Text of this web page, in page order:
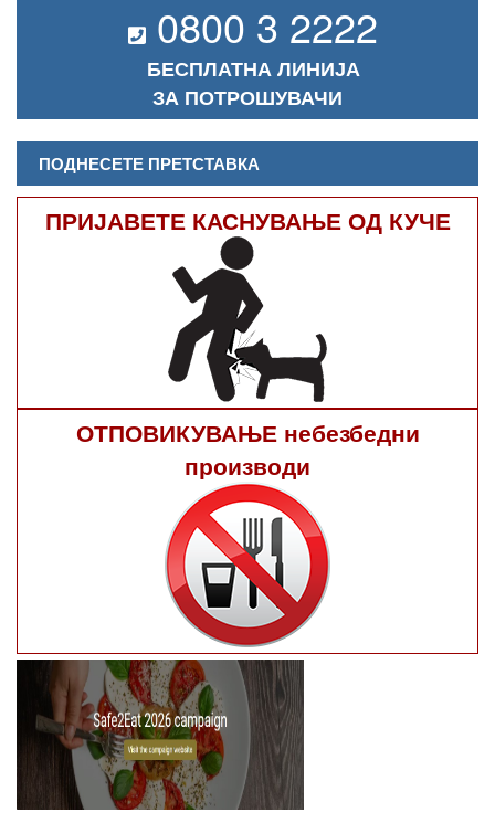
0800 3 2222
БЕСПЛАТНА ЛИНИЈА
ЗА ПОТРОШУВАЧИ
ПОДНЕСЕТЕ ПРЕТСТАВКА
ПРИЈАВЕТЕ КАСНУВАЊЕ ОД КУЧЕ
ОТПОВИКУВАЊЕ небезбедни
производи